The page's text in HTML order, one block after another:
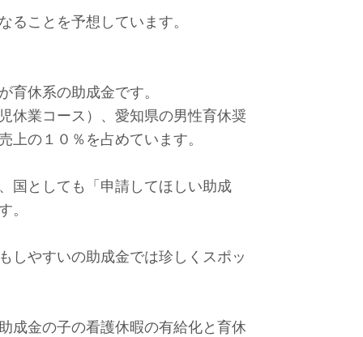
ることを予想しています。
育休系の助成金です。
休業コース）、愛知県の男性育休奨
上の１０％を占めています。
国としても「申請してほしい助成
。
しやすいの助成金では珍しくスポッ
成金の子の看護休暇の有給化と育休